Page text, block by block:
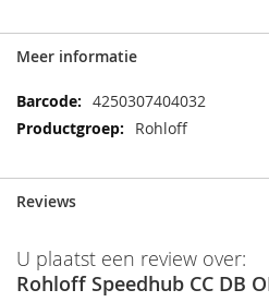
Meer informatie
Meer
informatie
4250307404032
Rohloff
Reviews
U plaatst een review over:
Rohloff Speedhub CC DB